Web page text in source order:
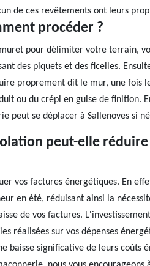
de ces revêtements ont leurs
procéder ?
pour délimiter votre terrain,
des piquets et des ficelles.
proprement dit le mur, une fois
ou du crépi en guise de finition.
peut se déplacer à Sallenoves si
peut-elle
vos factures énergétiques. En
en été, réduisant ainsi la
de vos factures.
réalisées sur vos dépenses
baisse significative de leurs coûts